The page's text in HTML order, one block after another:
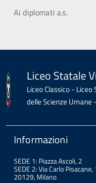
Ai diplomati a.s.
Liceo Statale
Liceo Classico -
delle Scienze Umane
Informazioni
SEDE 1: Piazza Ascoli, 2
SEDE 2: Via Carlo Pisacane,
20129, Milano